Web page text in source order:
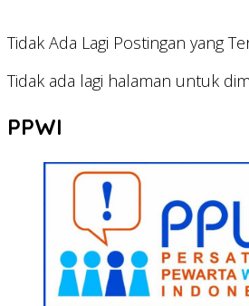
Tidak Ada Lagi Postingan yang
Tidak ada lagi halaman untuk
PPWI